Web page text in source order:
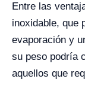
Entre las
inoxidable, que
evaporación y
su peso podría
aquellos que